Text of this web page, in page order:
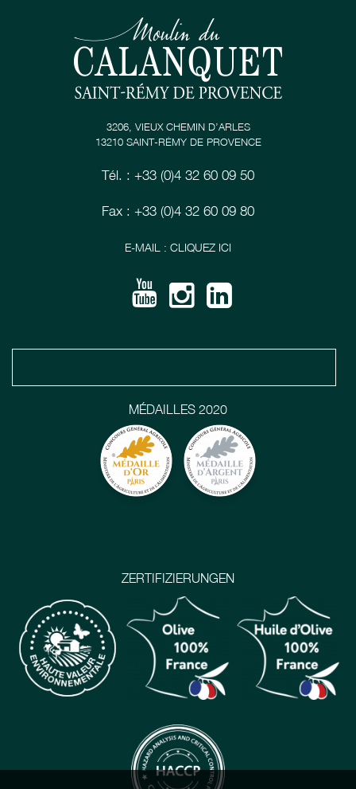
ZERTIFIZIERUNGEN
MÉDAILLES 2020
3206, VIEUX CHEMIN D’ARLES
13210 SAINT-RÉMY DE PROVENCE
Tél. : +33 (0)4 32 60 09 50
Fax : +33 (0)4 32 60 09 80
E-MAIL : CLIQUEZ ICI